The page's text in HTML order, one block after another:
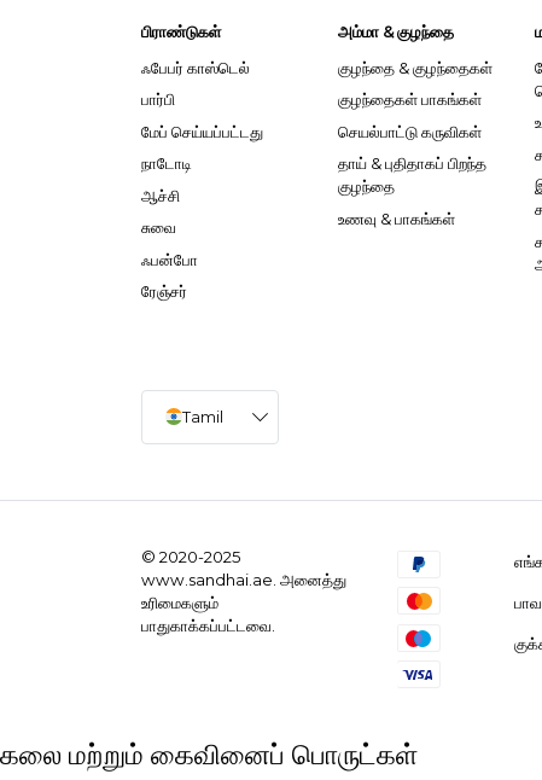
பிராண்டுகள்
ஃபேபர் காஸ்டெல்
பார்பி
மேப் செய்யப்பட்டது
நாடோடி
ஆச்சி
சுவை
ஃபன்போ
ரேஞ்சர்
அம்மா & குழந்தை
குழந்தை & குழந்தைகள்
குழந்தைகள் பாகங்கள்
செயல்பாட்டு கருவிகள்
தாய் & புதிதாகப் பிறந்த
குழந்தை
உணவு & பாகங்கள்
Tamil
© 2020-2025
www.sandhai.ae. அனைத்து
உரிமைகளும்
பாதுகாக்கப்பட்டவை.
கலை மற்றும் கைவினைப் பொருட்கள்